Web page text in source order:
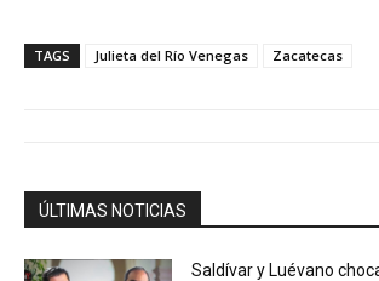
TAGS Julieta del Río Venegas Zacatecas
ÚLTIMAS NOTICIAS
Saldívar y Luévano